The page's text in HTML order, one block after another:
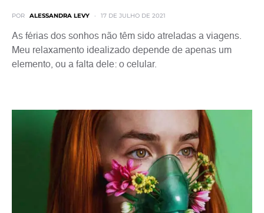
POR ALESSANDRA LEVY 17 DE JULHO DE 2021
As férias dos sonhos não têm sido atreladas a viagens.
Meu relaxamento idealizado depende de apenas um
elemento, ou a falta dele: o celular.